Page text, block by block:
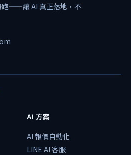
跑——讓 AI 真正落地，不
AI 方案
AI 報價自動化
LINE AI 客服